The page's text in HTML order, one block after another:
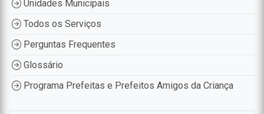
Unidades Municipais
Todos os Serviços
Perguntas Frequentes
Glossário
Programa Prefeitas e Prefeitos Amigos da Criança